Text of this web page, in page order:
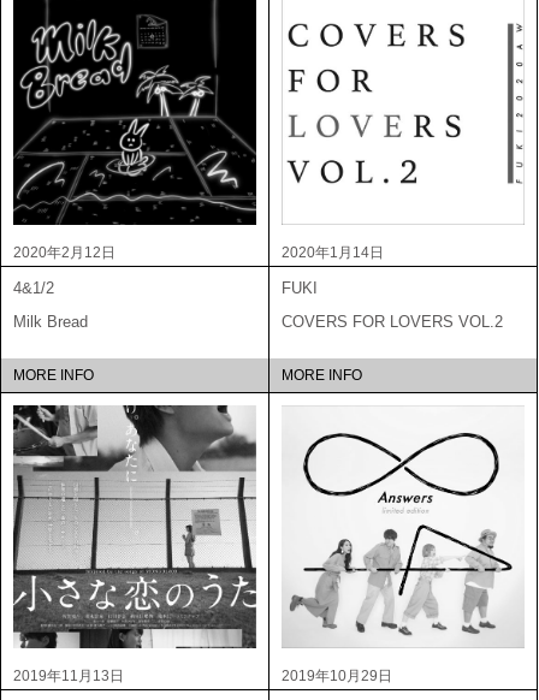
2020年2月12日
4&1/2
Milk Bread
MORE INFO
2020年1月14日
FUKI
COVERS FOR LOVERS VOL.2
MORE INFO
2019年11月13日 2019年10月29日